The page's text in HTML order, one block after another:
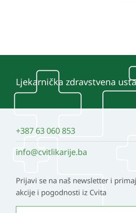
Ljekarnička zdravstvena
+387 63 060 853
info@cvitlikarije.ba
Prijavi se na naš newsletter i
akcije i pogodnosti iz Cvita